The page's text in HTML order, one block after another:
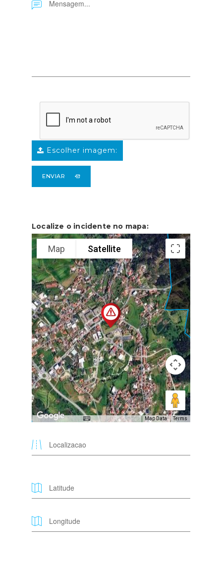
Escolher imagem:
ENVIAR
Localize o incidente no mapa:
Map Satellite
Map Data Terms